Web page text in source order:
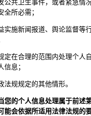
公共卫生事件，或者紧急情
全所必需；
实施新闻报道、舆论监督等
定在合理的范围内处理个人
信息；
法规规定的其他情形。
您的个人信息处理属于前述
能会依据所适用法律法规的